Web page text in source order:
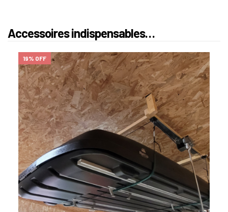
Accessoires indispensables…
19% OFF